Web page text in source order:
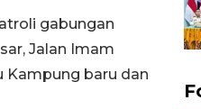
gabungan
Jalan Imam
Kampung baru dan